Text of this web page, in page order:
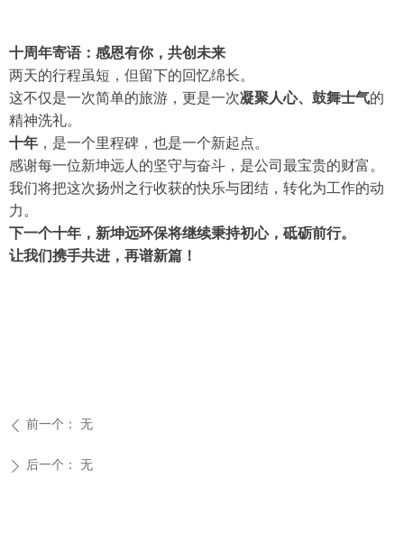
十周年寄语：感恩有你，共创未来
两天的行程虽短，但留下的回忆绵长。
这不仅是一次简单的旅游，更是一次凝聚人心、鼓舞士气的
精神洗礼。
十年 ，是一个里程碑，也是一个新起点。
感谢每一位新坤远人的坚守与奋斗，是公司最宝贵的财富。
我们将把这次扬州之行收获的快乐与团结，转化为工作的动
力。
下一个十年，新坤远环保将继续秉持初心，砥砺前行。
让我们携手共进，再谱新篇！
ꄴ 前一个： 无
ꄲ 后一个： 无